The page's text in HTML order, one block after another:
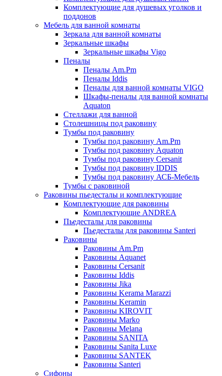
Комплектующие для душевых уголков и
поддонов
Мебель для ванной комнаты
Зеркала для ванной комнаты
Зеркальные шкафы
Зеркальные шкафы Vigo
Пеналы
Пеналы Am.Pm
Пеналы Iddis
Пеналы для ванной комнаты VIGO
Шкафы-пеналы для ванной комнаты
Aquaton
Стеллажи для ванной
Столешницы под раковину
Тумбы под раковину
Тумбы под раковину Am.Pm
Тумбы под раковину Aquaton
Тумбы под раковину Cersanit
Тумбы под раковину IDDIS
Тумбы под раковину АСБ-Мебель
Тумбы с раковиной
Раковины пьедесталы и комплектующие
Комплектующие для раковины
Комплектующие ANDREA
Пьедесталы для раковины
Пьедесталы для раковины Santeri
Раковины
Раковины Am.Pm
Раковины Aquanet
Раковины Cersanit
Раковины Iddis
Раковины Jika
Раковины Kerama Marazzi
Раковины Keramin
Раковины KIROVIT
Раковины Marko
Раковины Melana
Раковины SANITA
Раковины Sanita Luxe
Раковины SANTEK
Раковины Santeri
Сифоны